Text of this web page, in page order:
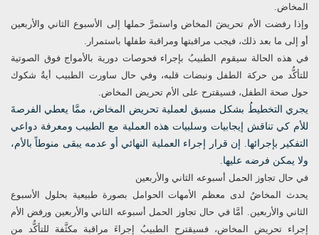
المخاض.
وإذا رفضت الأم تحريضَ المخاض واستمرَّ حملها إلى الأسبوع الثاني والأربعين
أو إلى ما بعد ذلك، فيجب مراقبتها ومراقبة طفلها باستمرار.
في هذه الحالة سيقوم الطبيبُ بإجراء فحوصات دورية بالأمواج فوق الصوتية
للتأكُّد من حركة الطفل ونبضات قلبه، وفي حال ساورت الطبيب أيةُ شكوك
حول صحة الطفل، فسيقترح على الأم تحريض المخاض.
يجري التخطيطُ بشكل مسبق لعملية تحريض المخاض، ممَّا يعطي الفرصةَ
للأم كي تناقش إيجابيات وسلبيات هذه العملية مع الطبيب ومعرفة دواعي
التفكير بإجرائها. إن قرار إجراء العملية النهائي أو عدمه يبقى منوطاً بالأم،
ولا يمكن فرضه عليها.
في حال تجاوز الحمل أسبوعه الثاني والأربعين
يحدث المخاضُ لدى معظم الأمهات الحوامل بصورة طبيعية بحلول الأسبوع
الثاني والأربعين. أمَّا في حال تجاوز الحمل أسبوعه الثاني والأربعين ورفض الأم
إجراء تحريض المخاض، فسيقترح الطبيبُ إجراءَ مراقبة مكثَّفة للتأكُّد من